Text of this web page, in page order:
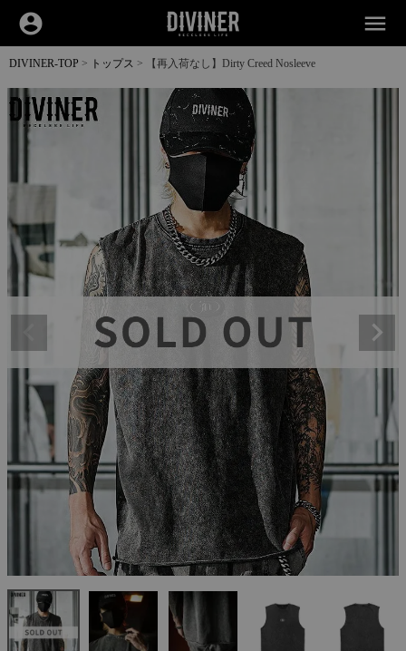
account_circle menu
DIVINER-TOP トップス 【再入荷なし】Dirty Creed Nosleeve